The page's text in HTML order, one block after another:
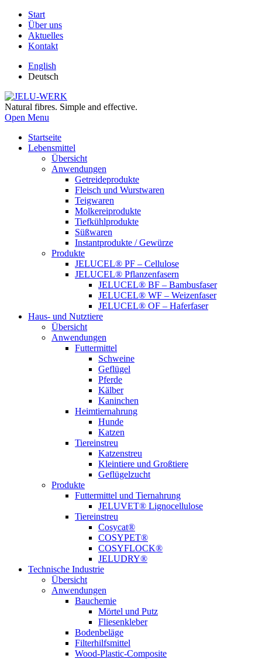
Start
Über uns
Aktuelles
Kontakt
English
Deutsch
Natural fibres. Simple and effective.
Open Menu
Startseite
Lebensmittel
Übersicht
Anwendungen
Getreideprodukte
Fleisch und Wurstwaren
Teigwaren
Molkereiprodukte
Tiefkühlprodukte
Süßwaren
Instantprodukte / Gewürze
Produkte
JELUCEL® PF – Cellulose
JELUCEL® Pflanzenfasern
JELUCEL® BF – Bambusfaser
JELUCEL® WF – Weizenfaser
JELUCEL® OF – Haferfaser
Haus- und Nutztiere
Übersicht
Anwendungen
Futtermittel
Schweine
Geflügel
Pferde
Kälber
Kaninchen
Heimtiernahrung
Hunde
Katzen
Tiereinstreu
Katzenstreu
Kleintiere und Großtiere
Geflügelzucht
Produkte
Futtermittel und Tiernahrung
JELUVET® Lignocellulose
Tiereinstreu
Cosycat®
COSYPET®
COSYFLOCK®
JELUDRY®
Technische Industrie
Übersicht
Anwendungen
Bauchemie
Mörtel und Putz
Fliesenkleber
Bodenbeläge
Filterhilfsmittel
Wood-Plastic-Composite